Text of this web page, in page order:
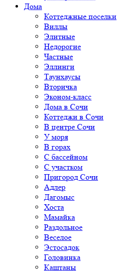
Дома
Коттеджные поселки
Виллы
Элитные
Недорогие
Частные
Эллинги
Таунхаусы
Вторичка
Эконом-класс
Дома в Сочи
Коттеджи в Сочи
В центре Сочи
У моря
В горах
С бассейном
С участком
Пригород Сочи
Адлер
Дагомыс
Хоста
Мамайка
Раздольное
Веселое
Эстосадок
Головинка
Каштаны